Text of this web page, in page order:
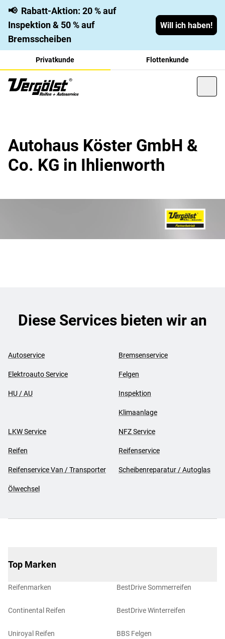
📢 Rabatt-Aktion: 20 % auf
Inspektion & 50 % auf
Bremsscheiben
Will ich haben!
Privatkunde Flottenkunde
Autohaus Köster GmbH &
Co. KG in Ihlienworth
Diese Services bieten wir an
Autoservice Bremsenservice
Elektroauto Service Felgen
HU / AU Inspektion
Klimaanlage
LKW Service NFZ Service
Reifen Reifenservice
Reifenservice Van / Transporter Scheibenreparatur / Autoglas
Ölwechsel
Top Marken
Reifenmarken
Continental Reifen
Uniroyal Reifen
BestDrive Sommerreifen
BestDrive Winterreifen
BBS Felgen